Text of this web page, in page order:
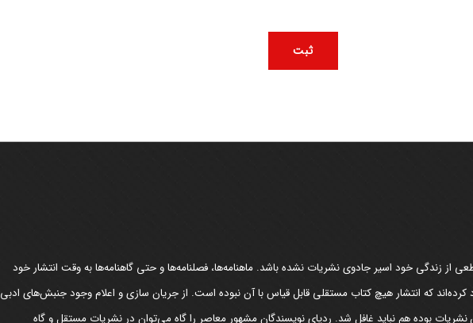
از زندگی خود اسیر جادوی نشریات نشده باشد. ماهنامه‌ها، فصلنامه‌ها و حتی گاهنامه‌ها به وقت انتشار خود
کرده‌اند که انتشار هیچ کتاب مستقلی قابل قیاس با آن نبوده است. از جریان سازی و اعلام وجود جنبش‌های ادبی
نشریات بوده هم نباید غافل شد. ردپای نویسندگان مشهور معاصر را گاه می‌توان در نشریات مستقل و گاه